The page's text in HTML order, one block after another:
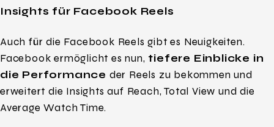
Insights für Facebook Reels
Auch für die Facebook Reels gibt es Neuigkeiten.
Facebook ermöglicht es nun, tiefere Einblicke in
die Performance der Reels zu bekommen und
erweitert die Insights auf Reach, Total View und die
Average Watch Time.